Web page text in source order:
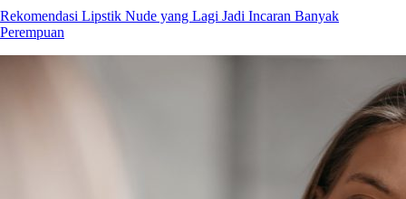
Rekomendasi Lipstik Nude yang Lagi Jadi Incaran Banyak
Perempuan